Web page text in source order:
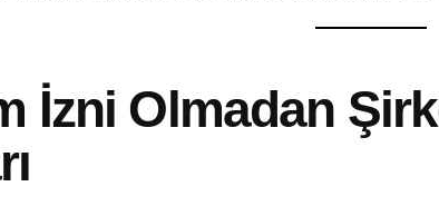
İzni Olmadan